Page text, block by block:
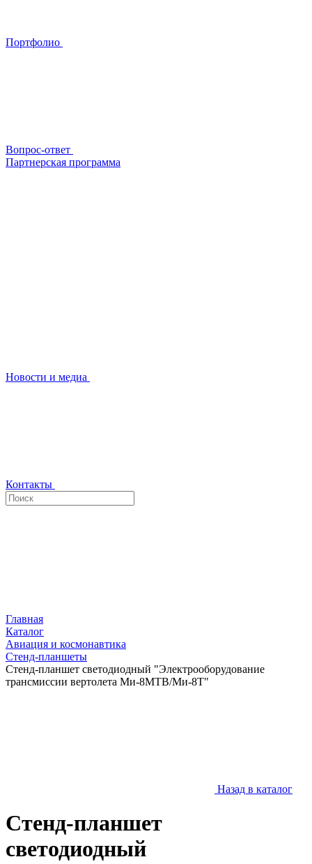
Портфолио
Вопрос-ответ
Партнерская программа
Новости и медиа
Контакты
Главная
Каталог
Авиация и космонавтика
Стенд-планшеты
Стенд-планшет светодиодный "Электрооборудование
трансмиссии вертолета Ми-8МТВ/Ми-8Т"
Назад в каталог
Стенд-планшет
светодиодный